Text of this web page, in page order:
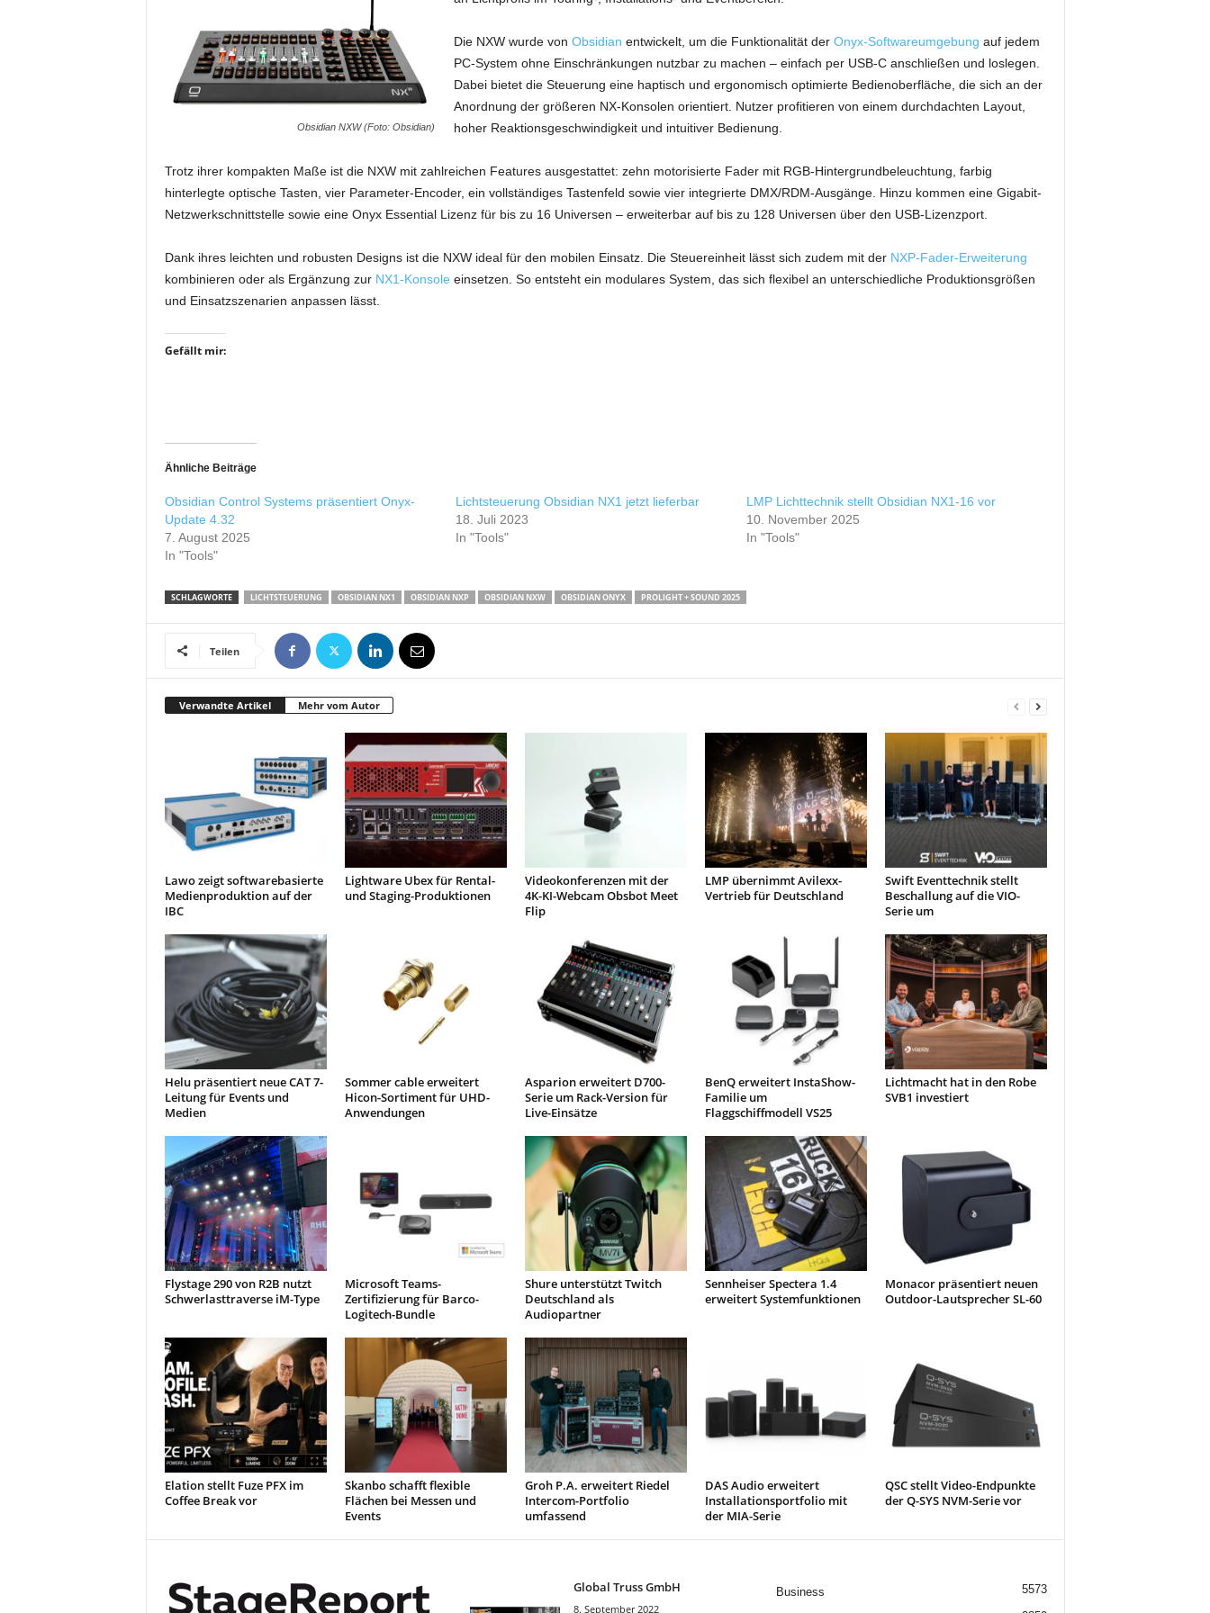
Obsidian NXW (Foto: Obsidian)
Die NXW wurde von Obsidian entwickelt, um die Funktionalität der Onyx-Softwareumgebung auf jedem
PC-System ohne Einschränkungen nutzbar zu machen – einfach per USB-C anschließen und loslegen.
Dabei bietet die Steuerung eine haptisch und ergonomisch optimierte Bedienoberfläche, die sich an der
Anordnung der größeren NX-Konsolen orientiert. Nutzer profitieren von einem durchdachten Layout,
hoher Reaktionsgeschwindigkeit und intuitiver Bedienung.
Trotz ihrer kompakten Maße ist die NXW mit zahlreichen Features ausgestattet: zehn motorisierte Fader mit RGB-Hintergrundbeleuchtung, farbig
hinterlegte optische Tasten, vier Parameter-Encoder, ein vollständiges Tastenfeld sowie vier integrierte DMX/RDM-Ausgänge. Hinzu kommen eine Gigabit-
Netzwerkschnittstelle sowie eine Onyx Essential Lizenz für bis zu 16 Universen – erweiterbar auf bis zu 128 Universen über den USB-Lizenzport.
Dank ihres leichten und robusten Designs ist die NXW ideal für den mobilen Einsatz. Die Steuereinheit lässt sich zudem mit der NXP-Fader-Erweiterung
kombinieren oder als Ergänzung zur NX1-Konsole einsetzen. So entsteht ein modulares System, das sich flexibel an unterschiedliche Produktionsgrößen
und Einsatzszenarien anpassen lässt.
Gefällt mir:
Ähnliche Beiträge
Obsidian Control Systems präsentiert Onyx-
Update 4.32
7. August 2025
In "Tools"
Lichtsteuerung Obsidian NX1 jetzt lieferbar
18. Juli 2023
In "Tools"
LMP Lichttechnik stellt Obsidian NX1-16 vor
10. November 2025
In "Tools"
SCHLAGWORTE LICHTSTEUERUNG OBSIDIAN NX1 OBSIDIAN NXP OBSIDIAN NXW OBSIDIAN ONYX PROLIGHT + SOUND 2025
Teilen
Verwandte Artikel Mehr vom Autor
Lawo zeigt softwarebasierte
Medienproduktion auf der
IBC
Lightware Ubex für Rental-
und Staging-Produktionen
Videokonferenzen mit der
4K-KI-Webcam Obsbot Meet
Flip
LMP übernimmt Avilexx-
Vertrieb für Deutschland
Swift Eventtechnik stellt
Beschallung auf die VIO-
Serie um
Helu präsentiert neue CAT 7-
Leitung für Events und
Medien
Sommer cable erweitert
Hicon-Sortiment für UHD-
Anwendungen
Asparion erweitert D700-
Serie um Rack-Version für
Live-Einsätze
BenQ erweitert InstaShow-
Familie um
Flaggschiffmodell VS25
Lichtmacht hat in den Robe
SVB1 investiert
Flystage 290 von R2B nutzt
Schwerlasttraverse iM-Type
Microsoft Teams-
Zertifizierung für Barco-
Logitech-Bundle
Shure unterstützt Twitch
Deutschland als
Audiopartner
Sennheiser Spectera 1.4
erweitert Systemfunktionen
Monacor präsentiert neuen
Outdoor-Lautsprecher SL-60
Elation stellt Fuze PFX im
Coffee Break vor
Skanbo schafft flexible
Flächen bei Messen und
Events
Groh P.A. erweitert Riedel
Intercom-Portfolio
umfassend
DAS Audio erweitert
Installationsportfolio mit
der MIA-Serie
QSC stellt Video-Endpunkte
der Q-SYS NVM-Serie vor
Global Truss GmbH
8. September 2022
Business 5573